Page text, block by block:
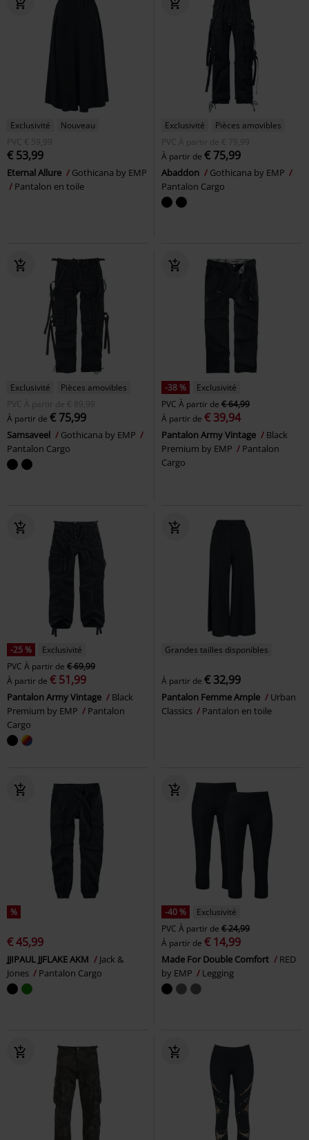
Exclusivité
Nouveau
PVC € 59,99
€ 53,99
Eternal Allure
Gothicana by EMP
Pantalon en toile
Exclusivité
Pièces amovibles
PVC
À partir de € 79,99
À partir de € 75,99
Abaddon
Gothicana by EMP
Pantalon Cargo
Exclusivité
Pièces amovibles
PVC
À partir de € 89,99
À partir de € 75,99
Samsaveel
Gothicana by EMP
Pantalon Cargo
-38 %
Exclusivité
PVC À partir de € 64,99
À partir de € 39,94
Pantalon Army Vintage
Black
Premium by EMP
Pantalon
Cargo
-25 %
Exclusivité
PVC À partir de € 69,99
À partir de € 51,99
Pantalon Army Vintage
Black
Premium by EMP
Pantalon
Cargo
Grandes tailles disponibles
À partir de € 32,99
Pantalon Femme Ample
Urban
Classics
Pantalon en toile
%
€ 45,99
JJIPAUL JJFLAKE AKM
Jack &
Jones
Pantalon Cargo
-40 %
Exclusivité
PVC À partir de € 24,99
À partir de € 14,99
Made For Double Comfort
RED
by EMP
Legging